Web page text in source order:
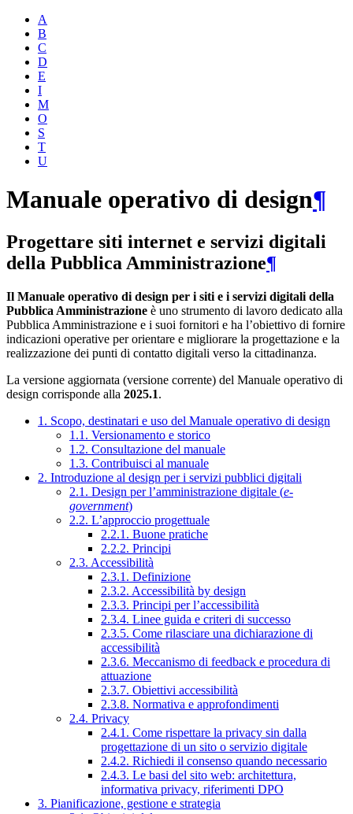
A
B
C
D
E
I
M
O
S
T
U
Manuale operativo di design¶
Progettare siti internet e servizi digitali
della Pubblica Amministrazione¶
Il Manuale operativo di design per i siti e i servizi digitali della
Pubblica Amministrazione è uno strumento di lavoro dedicato alla
Pubblica Amministrazione e i suoi fornitori e ha l’obiettivo di fornire
indicazioni operative per orientare e migliorare la progettazione e la
realizzazione dei punti di contatto digitali verso la cittadinanza.
La versione aggiornata (versione corrente) del Manuale operativo di
design corrisponde alla 2025.1.
1. Scopo, destinatari e uso del Manuale operativo di design
1.1. Versionamento e storico
1.2. Consultazione del manuale
1.3. Contribuisci al manuale
2. Introduzione al design per i servizi pubblici digitali
2.1. Design per l’amministrazione digitale (e-
government)
2.2. L’approccio progettuale
2.2.1. Buone pratiche
2.2.2. Principi
2.3. Accessibilità
2.3.1. Definizione
2.3.2. Accessibilità by design
2.3.3. Principi per l’accessibilità
2.3.4. Linee guida e criteri di successo
2.3.5. Come rilasciare una dichiarazione di
accessibilità
2.3.6. Meccanismo di feedback e procedura di
attuazione
2.3.7. Obiettivi accessibilità
2.3.8. Normativa e approfondimenti
2.4. Privacy
2.4.1. Come rispettare la privacy sin dalla
progettazione di un sito o servizio digitale
2.4.2. Richiedi il consenso quando necessario
2.4.3. Le basi del sito web: architettura,
informativa privacy, riferimenti DPO
3. Pianificazione, gestione e strategia